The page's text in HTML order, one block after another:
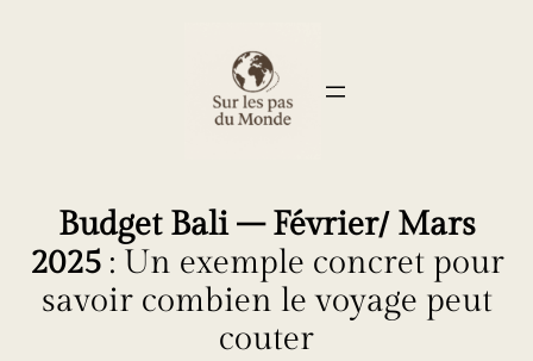
Budget Bali – Février/ Mars
2025: Un exemple concret pour
savoir combien le voyage peut
couter